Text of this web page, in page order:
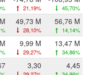
21,19% 45,70%
49,73 M
28,10%
56,76 M
14,14%
9,99 M
29,27%
13,47 M
34,86%
3,30 4,45